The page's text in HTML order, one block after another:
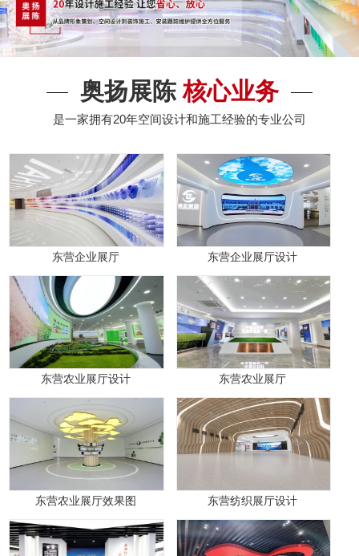
奥扬展陈 核心业务
是一家拥有20年空间设计和施工经验的专业公司
东营企业展厅 东营企业展厅设计
东营农业展厅设计 东营农业展厅
东营农业展厅效果图 东营纺织展厅设计